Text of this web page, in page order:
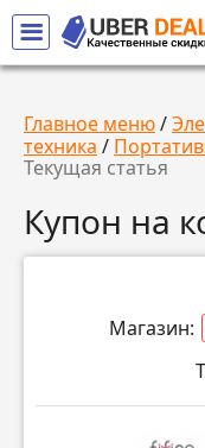
Главное меню/
техника /
Текущая статья
Купон на
Магазин: